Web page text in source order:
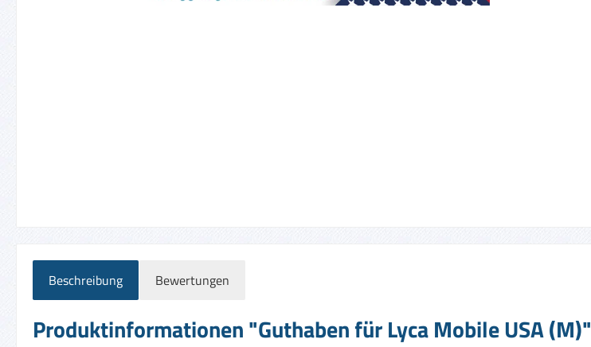
Beschreibung Bewertungen
Produktinformationen "Guthaben für Lyca Mobile USA (M)"